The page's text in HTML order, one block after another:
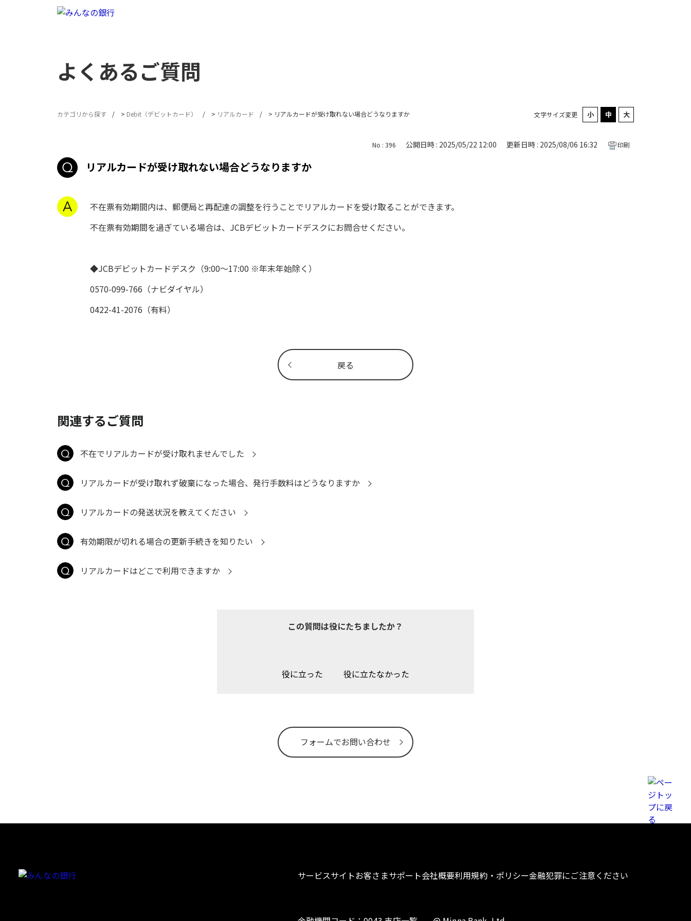
よくあるご質問
文字サイズ変更
カテゴリから探す > Debit（デビットカード） > リアルカード > リアルカードが受け取れない場合どうなりますか
戻る
No : 396 公開日時 : 2025/05/22 12:00 更新日時 : 2025/08/06 16:32 印刷
リアルカードが受け取れない場合どうなりますか
不在票有効期間内は、郵便局と再配達の調整を行うことでリアルカードを受け取ることができます。
不在票有効期間を過ぎている場合は、JCBデビットカードデスクにお問合せください。
◆JCBデビットカードデスク（9:00～17:00 ※年末年始除く）
0570-099-766（ナビダイヤル）
0422-41-2076（有料）
関連するご質問
不在でリアルカードが受け取れませんでした
リアルカードが受け取れず破棄になった場合、発行手数料はどうなりますか
リアルカードの発送状況を教えてください
有効期限が切れる場合の更新手続きを知りたい
リアルカードはどこで利用できますか
この質問は役にたちましたか？
役に立った 役に立たなかった
フォームでお問い合わせ
サービスサイトお客さまサポート会社概要利用規約・ポリシー金融犯罪にご注意ください